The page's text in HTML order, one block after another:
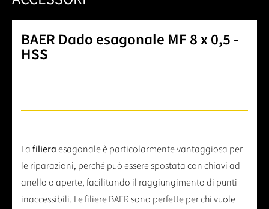
BAER Dado esagonale MF 8 x 0,5 -
HSS
Lafilieraesagonale è particolarmente vantaggiosa per
le riparazioni, perché può essere spostata con chiavi ad
anello o aperte, facilitando il raggiungimento di punti
inaccessibili. Le filiere BAER sono perfette per chi vuole